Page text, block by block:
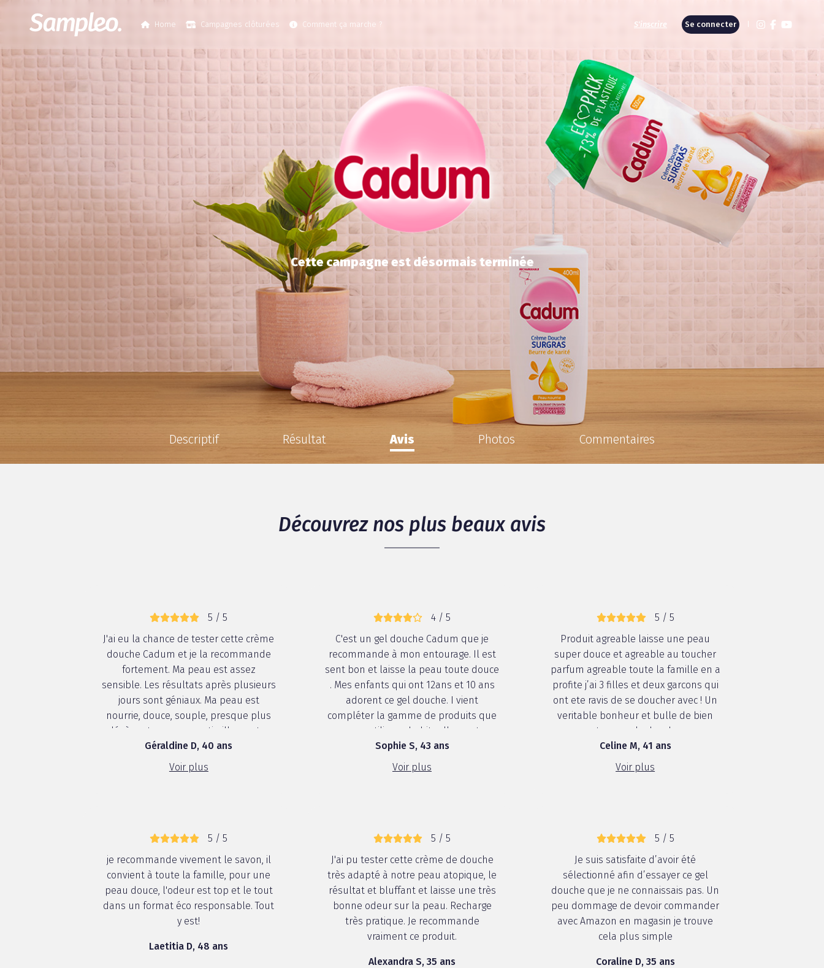
Home Campagnes clôturées Comment ça marche ? S'inscrire Se connecter
Cette campagne est désormais terminée
Descriptif Résultat Avis Photos Commentaires
Découvrez nos plus beaux avis
5 / 5
J'ai eu la chance de tester cette crème
douche Cadum et je la recommande
fortement. Ma peau est assez
sensible. Les résultats après plusieurs
jours sont géniaux. Ma peau est
nourrie, douce, souple, presque plus
légère et sans aucun tiraillements.
Cette crème douche est idéale pour
les peaux sensibles que l'on soit
adulte ou enfant.
Géraldine D, 40 ans
Voir plus
4 / 5
C'est un gel douche Cadum que je
recommande à mon entourage. Il est
sent bon et laisse la peau toute douce
. Mes enfants qui ont 12ans et 10 ans
adorent ce gel douche. I vient
compléter la gamme de produits que
nous utilisons habituellement.
Sophie S, 43 ans
Voir plus
5 / 5
Produit agreable laisse une peau
super douce et agreable au toucher
parfum agreable toute la famille en a
profite j’ai 3 filles et deux garcons qui
ont ete ravis de se doucher avec ! Un
veritable bonheur et bulle de bien
etre sous la douche
Celine M, 41 ans
Voir plus
5 / 5
je recommande vivement le savon, il
convient à toute la famille, pour une
peau douce, l'odeur est top et le tout
dans un format éco responsable. Tout
y est!
Laetitia D, 48 ans
5 / 5
J'ai pu tester cette crème de douche
très adapté à notre peau atopique, le
résultat et bluffant et laisse une très
bonne odeur sur la peau. Recharge
très pratique. Je recommande
vraiment ce produit.
Alexandra S, 35 ans
5 / 5
Je suis satisfaite d’avoir été
sélectionné afin d’essayer ce gel
douche que je ne connaissais pas. Un
peu dommage de devoir commander
avec Amazon en magasin je trouve
cela plus simple
Coraline D, 35 ans